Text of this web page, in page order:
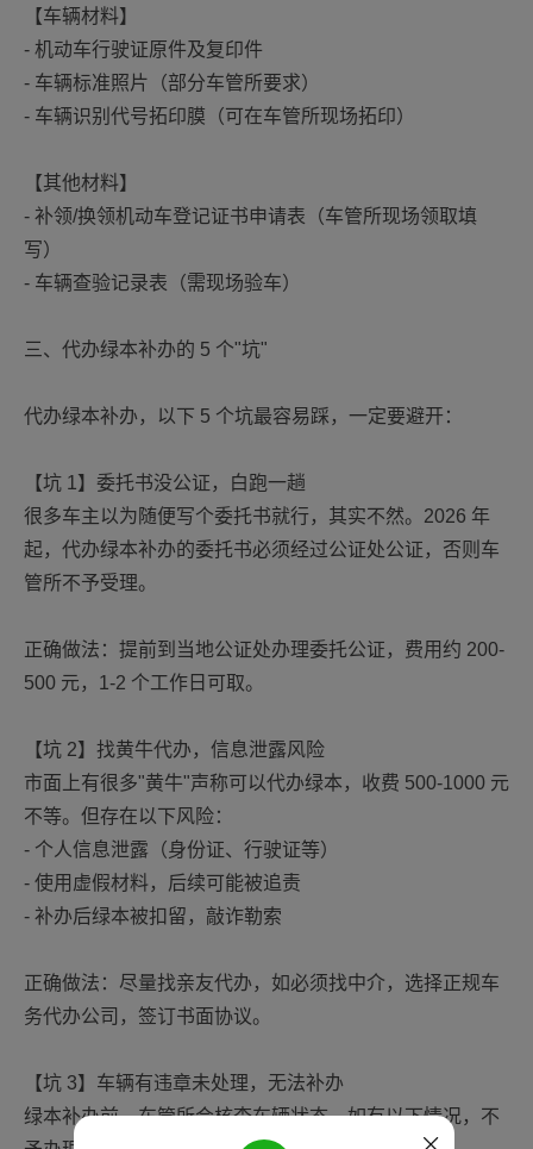
【车辆材料】
- 机动车行驶证原件及复印件
- 车辆标准照片（部分车管所要求）
- 车辆识别代号拓印膜（可在车管所现场拓印）
【其他材料】
- 补领/换领机动车登记证书申请表（车管所现场领取填
写）
- 车辆查验记录表（需现场验车）
三、代办绿本补办的 5 个"坑"
代办绿本补办，以下 5 个坑最容易踩，一定要避开：
【坑 1】委托书没公证，白跑一趟
很多车主以为随便写个委托书就行，其实不然。2026 年
起，代办绿本补办的委托书必须经过公证处公证，否则车
管所不予受理。
正确做法：提前到当地公证处办理委托公证，费用约 200-
500 元，1-2 个工作日可取。
【坑 2】找黄牛代办，信息泄露风险
市面上有很多"黄牛"声称可以代办绿本，收费 500-1000 元
不等。但存在以下风险：
- 个人信息泄露（身份证、行驶证等）
- 使用虚假材料，后续可能被追责
- 补办后绿本被扣留，敲诈勒索
正确做法：尽量找亲友代办，如必须找中介，选择正规车
务代办公司，签订书面协议。
【坑 3】车辆有违章未处理，无法补办
绿本补办前，车管所会核查车辆状态。如有以下情况，不